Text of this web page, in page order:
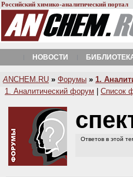
Российский химико-аналитический портал
НОВОСТИ
A NCHEM.RU » Форумы » 1.
1. Аналитический форум
Список
Ответов в этой